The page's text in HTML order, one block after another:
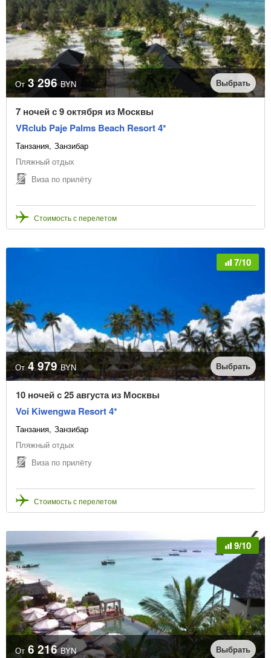
Точная цена
Раннее бронирование
Виза не нужна
Тип транспорта
Цена с транспортом
Без ночных переездов
Звёздность отеля
Линия пляжа
1-я 2-я 3-я
Турагентство
Очистить фильтр
От 3 296 BYN Выбрать
7 ночей с 9 октября из Москвы
VRclub Paje Palms Beach Resort 4*
Танзания Занзибар
Пляжный отдых
Виза по прилёту
Стоимость с перелетом
7/10
От 4 979 BYN Выбрать
10 ночей с 25 августа из Москвы
Voi Kiwengwa Resort 4*
Танзания Занзибар
Пляжный отдых
Виза по прилёту
Стоимость с перелетом
9/10
От 6 216 BYN Выбрать